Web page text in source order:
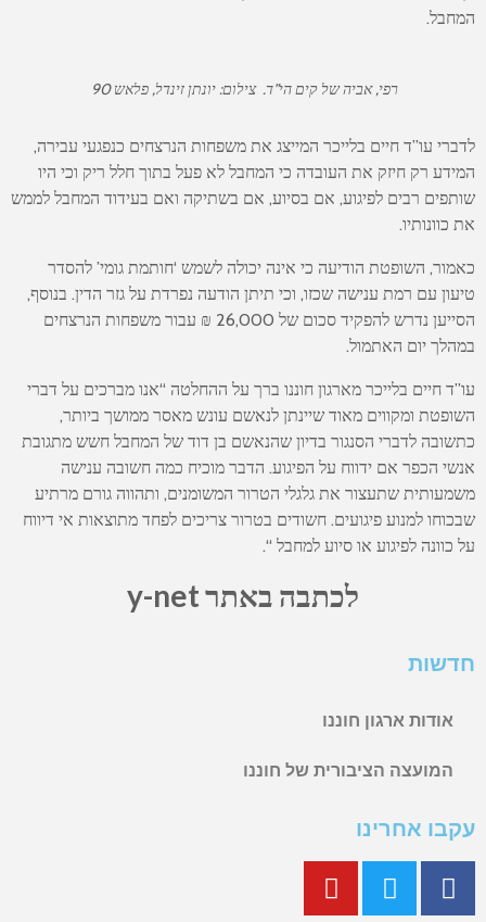
חדשות
אודות ארגון חוננו
המועצה הציבורית של חוננו
עקבו אחרינו
המחבל.
רפי, אביה של קים הי”ד. צילום: יונתן זינדל, פלאש 90
לדברי עו”ד חיים בלייכר המייצג את משפחות הנרצחים כנפגעי עבירה,
המידע רק חיזק את העובדה כי המחבל לא פעל בתוך חלל ריק וכי היו
שותפים רבים לפיגוע, אם בסיוע, אם בשתיקה ואם בעידוד המחבל לממש
את כוונותיו.
כאמור, השופטת הודיעה כי אינה יכולה לשמש ‘חותמת גומי’ להסדר
טיעון עם רמת ענישה שכזו, וכי תיתן הודעה נפרדת על גזר הדין. בנוסף,
הסייען נדרש להפקיד סכום של 26,000 ₪ עבור משפחות הנרצחים
במהלך יום האתמול.
עו”ד חיים בלייכר מארגון חוננו ברך על ההחלטה “אנו מברכים על דברי
השופטת ומקווים מאוד שיינתן לנאשם עונש מאסר ממושך ביותר,
כתשובה לדברי הסנגור בדיון שהנאשם בן דוד של המחבל חשש מתגובת
אנשי הכפר אם ידווח על הפיגוע. הדבר מוכיח כמה חשובה ענישה
משמעותית שתעצור את גלגלי הטרור המשומנים, ותהווה גורם מרתיע
שבכוחו למנוע פיגועים. חשודים בטרור צריכים לפחד מתוצאות אי דיווח
על כוונה לפיגוע או סיוע למחבל “.
לכתבה באתר y-net